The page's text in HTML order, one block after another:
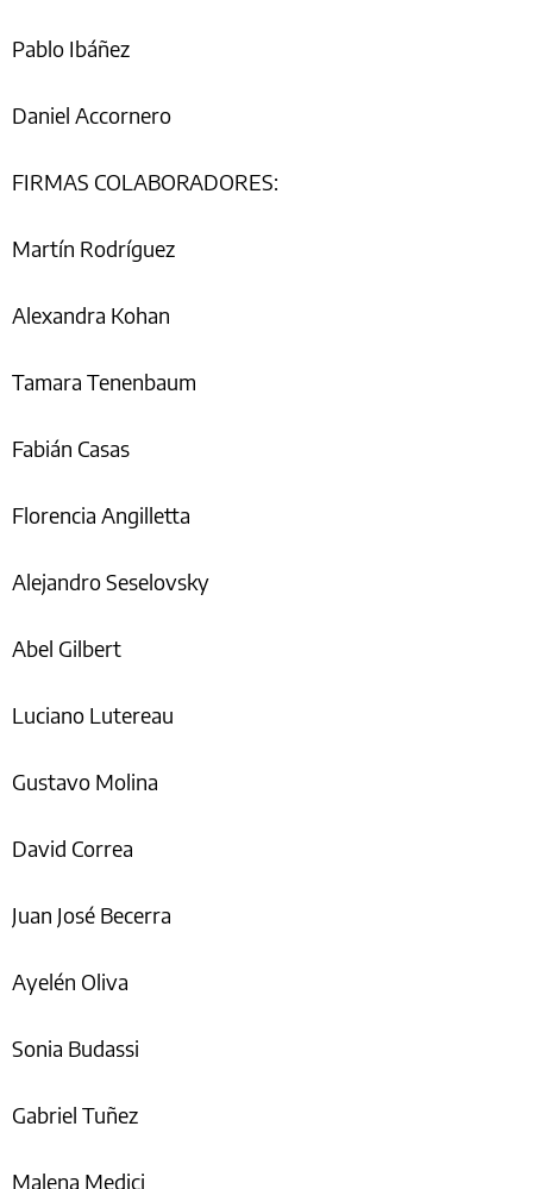
Pablo Ibáñez
Daniel Accornero
FIRMAS COLABORADORES:
Martín Rodríguez
Alexandra Kohan
Tamara Tenenbaum
Fabián Casas
Florencia Angilletta
Alejandro Seselovsky
Abel Gilbert
Luciano Lutereau
Gustavo Molina
David Correa
Juan José Becerra
Ayelén Oliva
Sonia Budassi
Gabriel Tuñez
Malena Medici